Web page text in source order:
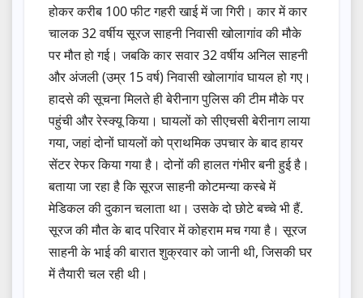
होकर करीब 100 फीट गहरी खाई में जा गिरी। कार में कार
चालक 32 वर्षीय सूरज साहनी निवासी खोलागांव की मौके
पर मौत हो गई। जबकि कार सवार 32 वर्षीय अनिल साहनी
और अंजली (उम्र 15 वर्ष) निवासी खोलागांव घायल हो गए।
हादसे की सूचना मिलते ही बेरीनाग पुलिस की टीम मौके पर
पहुंची और रेस्क्यू किया। घायलों को सीएचसी बेरीनाग लाया
गया, जहां दोनों घायलों को प्राथमिक उपचार के बाद हायर
सेंटर रेफर किया गया है। दोनों की हालत गंभीर बनी हुई है।
बताया जा रहा है कि सूरज साहनी कोटमन्या कस्बे में
मेडिकल की दुकान चलाता था। उसके दो छोटे बच्चे भी हैं.
सूरज की मौत के बाद परिवार में कोहराम मच गया है। सूरज
साहनी के भाई की बारात शुक्रवार को जानी थी, जिसकी घर
में तैयारी चल रही थी।